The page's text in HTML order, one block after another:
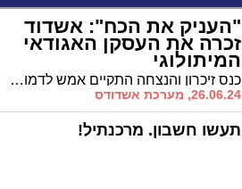
"העניק את הכח": אשדוד
זכרה את העסקן האגודאי
המיתולוגי
כנס זיכרון והנצחה התקיים אמש לדמותו של איש חי רב פעלים רבי שמואל מרדכי מינץ זצ"ל – יו"ר קרן השביעית מראשי אגודת ישראל שהתגורר בערוב ימיו באשדוד. במעמד הושק הספר המיוחד 'מכוחם' המקיף את מסכת חייו בעסקנותו הציבורית לצד גדולי ישראל
26.06.24, מערכת אשדודס
תעשו חשבון. מרכנתיל!